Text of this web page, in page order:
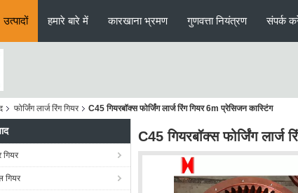
उत्पादों हमारे बारे में कारखाना भ्रमण गुणवत्ता नियंत्रण संपर्क
फोर्जिंग लार्ज रिंग गियर C45 गियरबॉक्स फोर्जिंग लार्ज रिंग गियर 6m प्रेसिजन कास्टिंग
गियर
गियर
C45 गियरबॉक्स फोर्जिंग लार्ज